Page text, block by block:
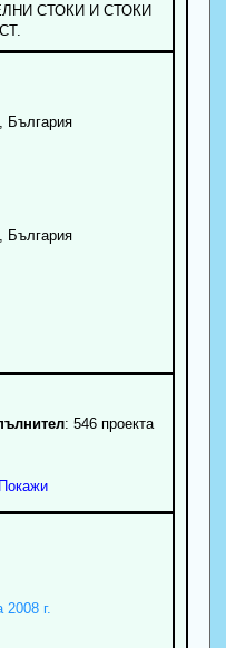
СТОКИ И СТОКИ
България
България
: 546 проекта
Покажи
г.